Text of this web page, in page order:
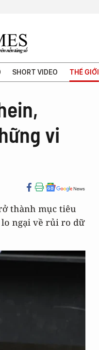
SHORT VIDEO THẾ GIỚI
vi
thành mục tiêu
lo ngại về rủi ro dữ